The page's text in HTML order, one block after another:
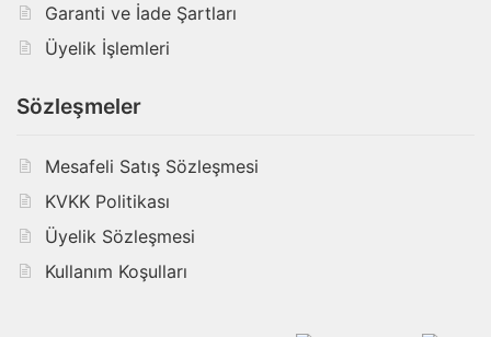
Garanti ve İade Şartları
Üyelik İşlemleri
Sözleşmeler
Mesafeli Satış Sözleşmesi
KVKK Politikası
Üyelik Sözleşmesi
Kullanım Koşulları